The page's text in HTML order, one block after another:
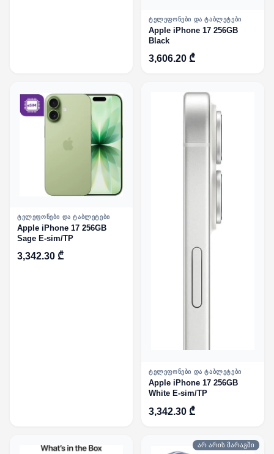
ᲢᲔᲚᲔᲤᲝᲜᲔᲑᲘ ᲓᲐ ᲢᲐᲑᲚᲔᲢᲔᲑᲘ
Apple iPhone 17 256GB
Black
3,606.20 ₾
ᲢᲔᲚᲔᲤᲝᲜᲔᲑᲘ ᲓᲐ ᲢᲐᲑᲚᲔᲢᲔᲑᲘ
Apple iPhone 17 256GB
Sage E-sim/TP
3,342.30 ₾
ᲢᲔᲚᲔᲤᲝᲜᲔᲑᲘ ᲓᲐ ᲢᲐᲑᲚᲔᲢᲔᲑᲘ
Apple iPhone 17 256GB
White E-sim/TP
3,342.30 ₾
არ არის მარაგში